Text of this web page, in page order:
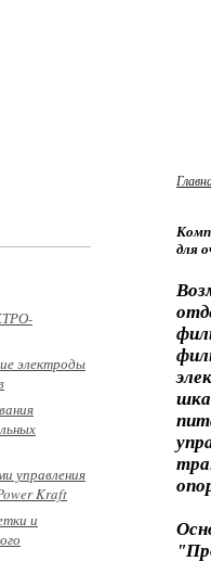
электроды
управления
Kraft
и
для